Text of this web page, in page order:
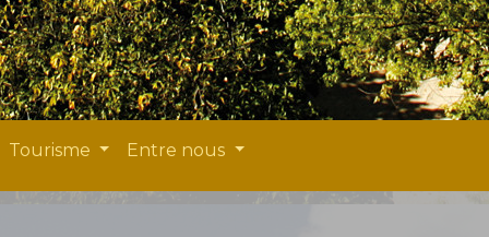
Tourisme Entre nous